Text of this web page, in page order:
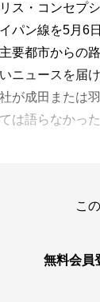
ス・コンセプ
パン線を5月6
要都市からの
ニュースを届
が成田または
は語らなかった
こ
無料会員